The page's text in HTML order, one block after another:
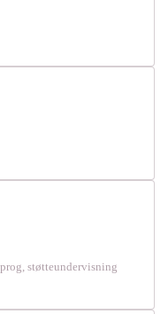
støtteundervisning